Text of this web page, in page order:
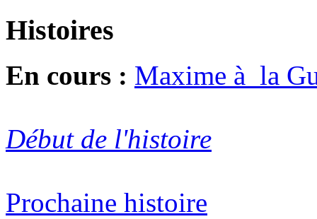
Histoires
En cours : Maxime à la
Début de l'histoire
Prochaine histoire